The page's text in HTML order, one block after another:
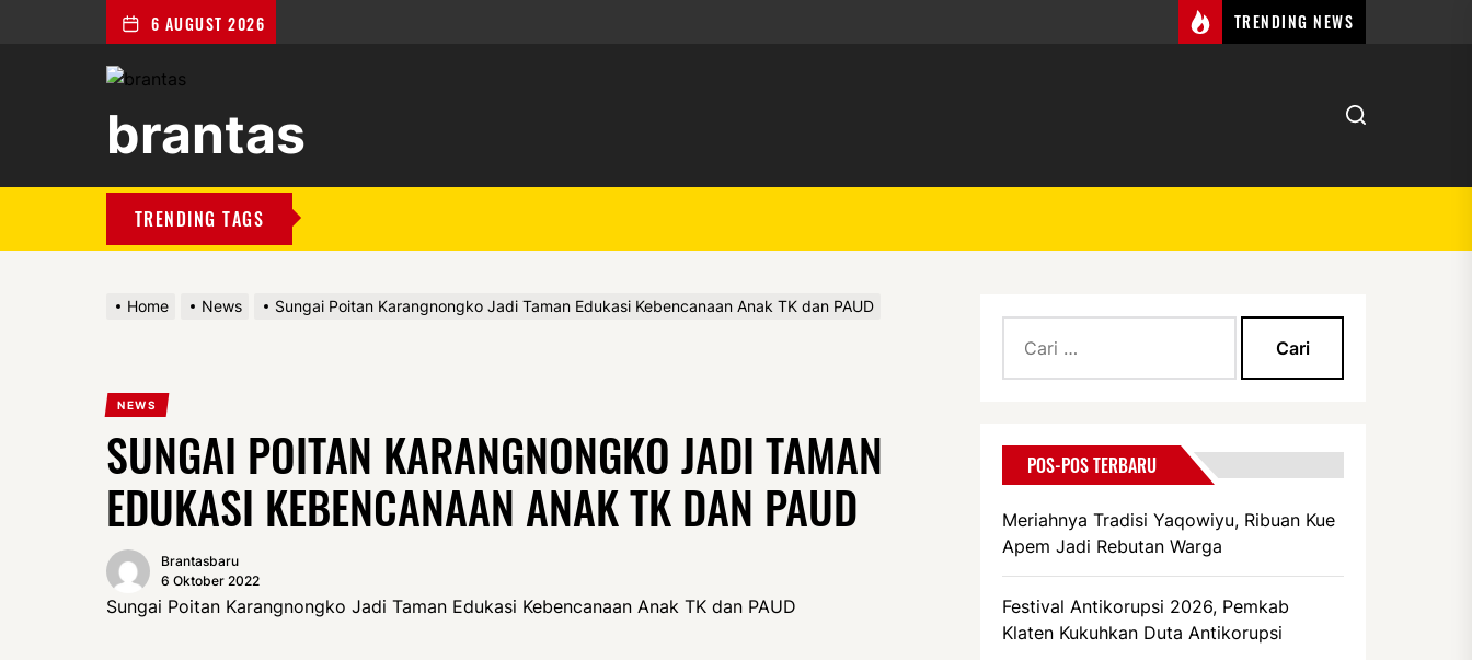
6 AUGUST 2026 TRENDING NEWS
brantas
TRENDING TAGS
Home News Sungai Poitan Karangnongko Jadi Taman Edukasi Kebencanaan Anak TK dan PAUD
NEWS
SUNGAI POITAN KARANGNONGKO JADI TAMAN
EDUKASI KEBENCANAAN ANAK TK DAN PAUD
Brantasbaru
6 Oktober 2022
Sungai Poitan Karangnongko Jadi Taman Edukasi Kebencanaan Anak TK dan PAUD
untuk:
POS-POS TERBARU
Meriahnya Tradisi Yaqowiyu, Ribuan Kue
Apem Jadi Rebutan Warga
Festival Antikorupsi 2026, Pemkab
Klaten Kukuhkan Duta Antikorupsi